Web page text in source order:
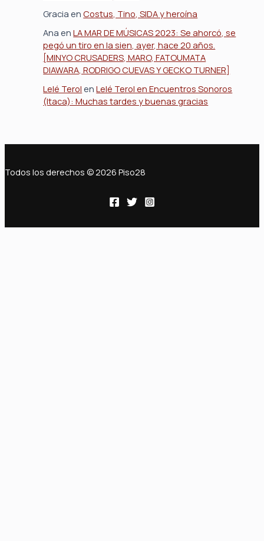
Gracia enCostus, Tino, SIDA y heroína
Ana enLA MAR DE MÚSICAS 2023: Se ahorcó, se
pegó un tiro en la sien, ayer, hace 20 años.
[MINYO CRUSADERS, MARO, FATOUMATA
DIAWARA, RODRIGO CUEVAS Y GECKO TURNER]
Lelé Terol enLelé Terol en Encuentros Sonoros
(Itaca): Muchas tardes y buenas gracias
Todos los derechos © 2026 Piso28